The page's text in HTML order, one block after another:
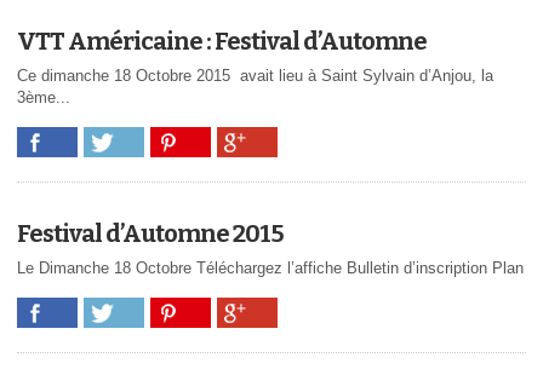
VTT Américaine : Festival d’Automne
Ce dimanche 18 Octobre 2015 avait lieu à Saint Sylvain d’Anjou, la
3ème...
Festival d’Automne 2015
Le Dimanche 18 Octobre Téléchargez l’affiche Bulletin d’inscription Plan